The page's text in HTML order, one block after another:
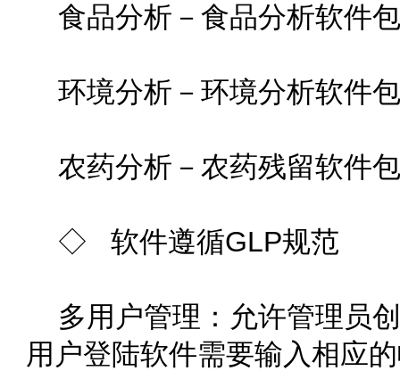
食品分析－食品分析软件
环境分析－环境分析软件
农药分析－农药残留软件
◇ 软件遵循GLP规范
多用户管理：允许管理员
用户登陆软件需要输入相应的